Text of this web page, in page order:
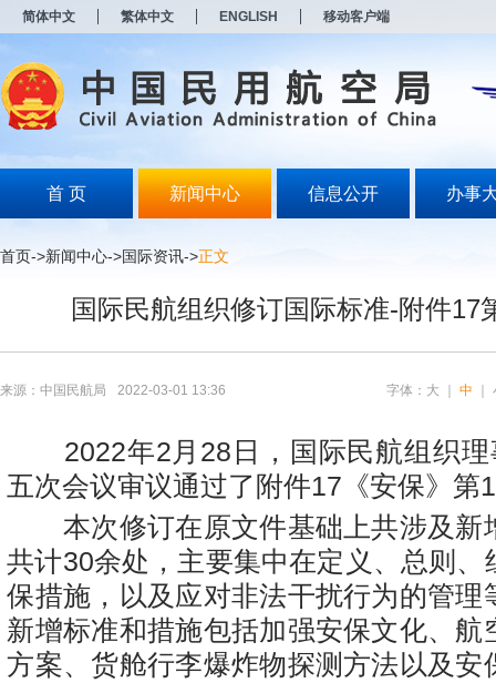
简体中文 繁体中文 ENGLISH 移动客户端
首 页 新闻中心 信息公开 办事
首页->新闻中心->国际资讯->正文
国际民航组织修订国际标准-附件17
来源：中国民航局 2022-03-01 13:36 字体： 大 中
2022年2月28日，国际民航组织
五次会议审议通过了附件17《安保》第
本次修订在原文件基础上共涉及新
共计30余处，主要集中在定义、总则、
保措施，以及应对非法干扰行为的管理
新增标准和措施包括加强安保文化、航
方案、货舱行李爆炸物探测方法以及安
打
开
无
障
说
按
Alt
开